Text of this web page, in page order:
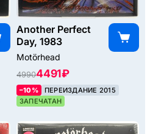
Another Perfect
Day, 1983
Motörhead
49904491 ₽
–10%
ПЕРЕИЗДАНИЕ 2015
ЗАПЕЧАТАН